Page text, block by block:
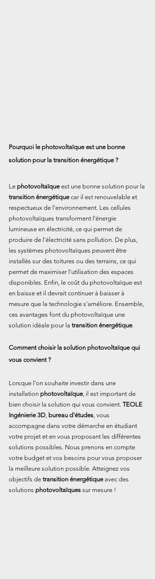
Pourquoi le photovoltaïque est une bonne
solution pour la transition énergétique ?
Le photovoltaïque est une bonne solution pour la
transition énergétique car il est renouvelable et
respectueux de l'environnement. Les cellules
photovoltaïques transforment l'énergie
lumineuse en électricité, ce qui permet de
produire de l'électricité sans pollution. De plus,
les systèmes photovoltaïques peuvent être
installés sur des toitures ou des terrains, ce qui
permet de maximiser l'utilisation des espaces
disponibles. Enfin, le coût du photovoltaïque est
en baisse et il devrait continuer à baisser à
mesure que la technologie s'améliore. Ensemble,
ces avantages font du photovoltaïque une
solution idéale pour la transition énergétique.
Comment choisir la solution photovoltaïque qui
vous convient ?
Lorsque l'on souhaite investir dans une
installation photovoltaïque, il est important de
bien choisir la solution qui vous convient. TEOLE
Ingénierie 3D, bureau d'études, vous
accompagne dans votre démarche en étudiant
votre projet et en vous proposant les différentes
solutions possibles. Nous prenons en compte
votre budget et vos besoins pour vous proposer
la meilleure solution possible. Atteignez vos
objectifs de transition énergétique avec des
solutions photovoltaïques sur mesure !